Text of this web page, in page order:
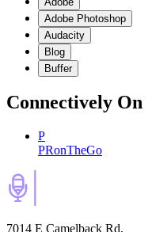
Adobe Photoshop
Audacity
Blog
Buffer
Connectively On
P
PRonTheGo
7014 E Camelback Rd,